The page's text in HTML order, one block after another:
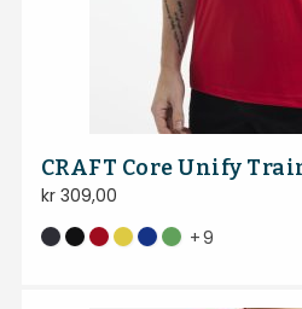
CRAFT Core Unify
kr309,00
+9